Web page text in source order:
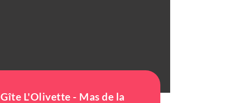
Gîte L'Olivette - Mas de la